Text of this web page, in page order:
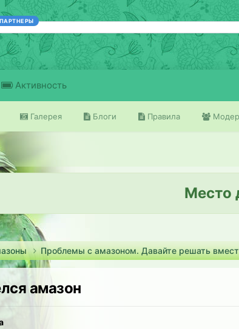
ПАРТНЕРЫ
Галерея Блоги Правила
Активность
Место
Проблемы с амазоном. Давайте решать
амазон